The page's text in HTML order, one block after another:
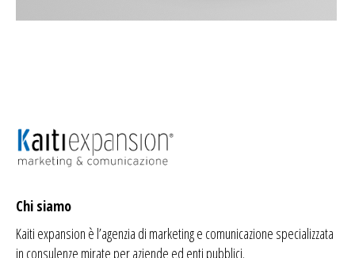
Chi siamo
Kaiti expansion è l’agenzia di marketinge comunicazione specializzata
in consulenze mirate per aziende ed enti pubblici.